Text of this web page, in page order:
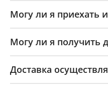
Могу ли я приехать
Могу ли я получить
Доставка